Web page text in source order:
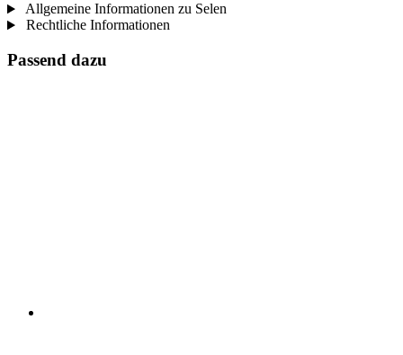
Allgemeine Informationen zu Selen
Rechtliche Informationen
Passend dazu